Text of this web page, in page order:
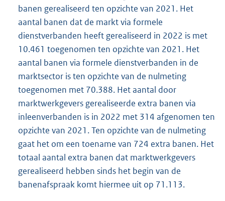
banen gerealiseerd ten opzichte van 2021. Het
aantal banen dat de markt via formele
dienstverbanden heeft gerealiseerd in 2022 is met
10.461 toegenomen ten opzichte van 2021. Het
aantal banen via formele dienstverbanden in de
marktsector is ten opzichte van de nulmeting
toegenomen met 70.388. Het aantal door
marktwerkgevers gerealiseerde extra banen via
inleenverbanden is in 2022 met 314 afgenomen ten
opzichte van 2021. Ten opzichte van de nulmeting
gaat het om een toename van 724 extra banen. Het
totaal aantal extra banen dat marktwerkgevers
gerealiseerd hebben sinds het begin van de
banenafspraak komt hiermee uit op 71.113.